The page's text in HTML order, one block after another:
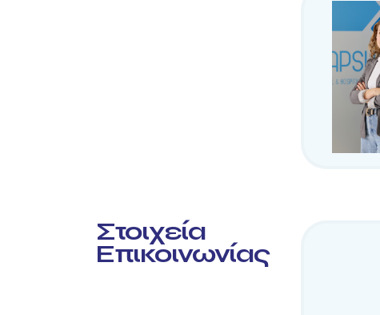
Στοιχεία
Επικοινωνίας